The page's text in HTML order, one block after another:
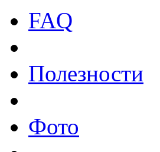
FAQ
Полезности
Фото